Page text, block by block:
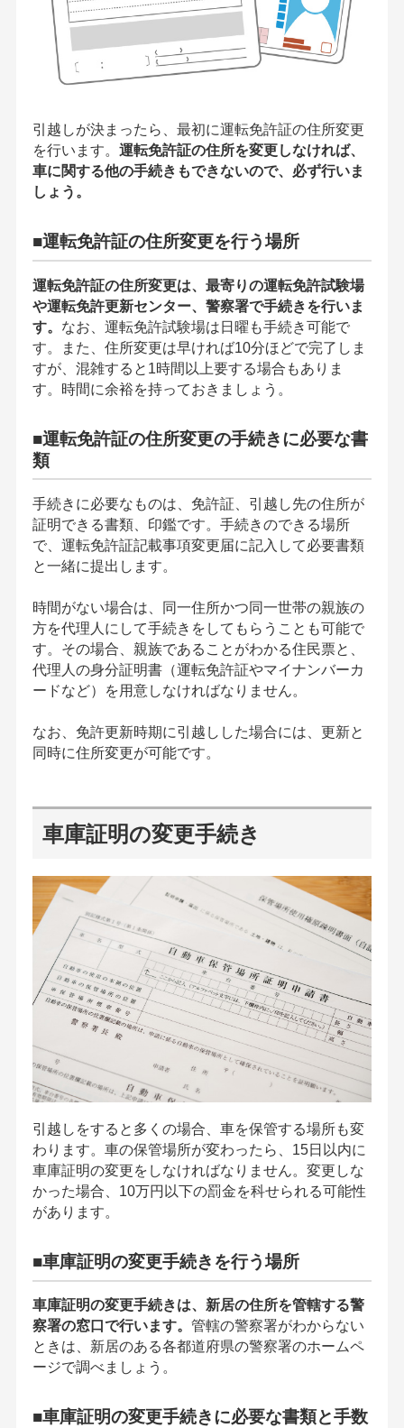
引越しが決まったら、最初に運転免許証の住所変更
を行います。 運転免許証の住所を変更しなければ、
車に関する他の手続きもできないので、必ず行いま
しょう。
■運転免許証の住所変更を行う場所
運転免許証の住所変更は、最寄りの運転免許試験場
や運転免許更新センター、警察署で手続きを行いま
す。 なお、運転免許試験場は日曜も手続き可能で
す。また、住所変更は早ければ10分ほどで完了しま
すが、混雑すると1時間以上要する場合もありま
す。時間に余裕を持っておきましょう。
■運転免許証の住所変更の手続きに必要な書
類
手続きに必要なものは、免許証、引越し先の住所が
証明できる書類、印鑑です。手続きのできる場所
で、運転免許証記載事項変更届に記入して必要書類
と一緒に提出します。
時間がない場合は、同一住所かつ同一世帯の親族の
方を代理人にして手続きをしてもらうことも可能で
す。その場合、親族であることがわかる住民票と、
代理人の身分証明書（運転免許証やマイナンバーカ
ードなど）を用意しなければなりません。
なお、免許更新時期に引越しした場合には、更新と
同時に住所変更が可能です。
車庫証明の変更手続き
引越しをすると多くの場合、車を保管する場所も変
わります。車の保管場所が変わったら、15日以内に
車庫証明の変更をしなければなりません。変更しな
かった場合、10万円以下の罰金を科せられる可能性
があります。
■車庫証明の変更手続きを行う場所
車庫証明の変更手続きは、新居の住所を管轄する警
察署の窓口で行います。 管轄の警察署がわからない
ときは、新居のある各都道府県の警察署のホームペ
ージで調べましょう。
■車庫証明の変更手続きに必要な書類と手数